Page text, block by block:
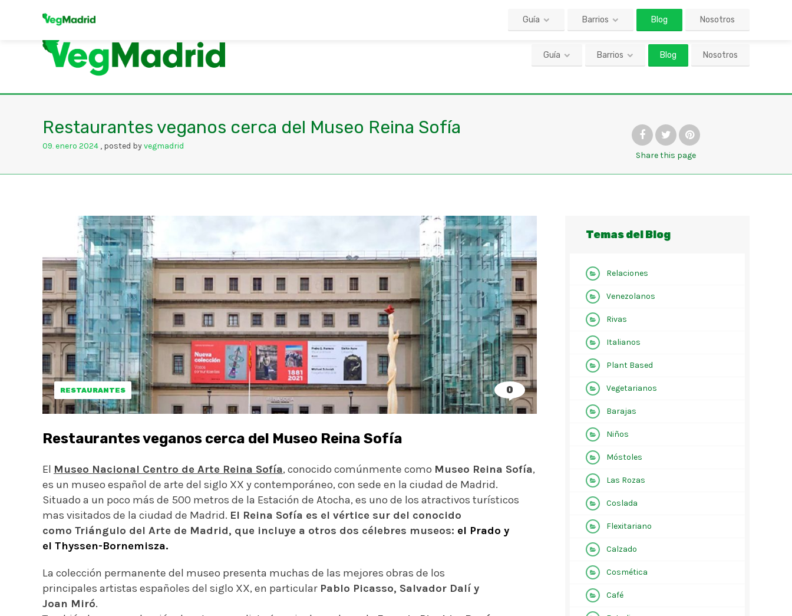
Guía Barrios Blog Nosotros
Restaurantes veganos cerca del Museo Reina Sofía
09. enero 2024 posted byvegmadrid
Share this page
RESTAURANTES 0
Restaurantes veganos cerca del Museo Reina Sofía
El Museo Nacional Centro de Arte Reina Sofía, conocido comúnmente como Museo Reina Sofía,
es un museo español de arte del siglo XX y contemporáneo, con sede en la ciudad de Madrid.
Situado a un poco más de 500 metros de la Estación de Atocha, es uno de los atractivos turísticos
mas visitados de la ciudad de Madrid. El Reina Sofía es el vértice sur del conocido
como Triángulo del Arte de Madrid, que incluye a otros dos célebres museos: el Prado y
el Thyssen-Bornemisza.
La colección permanente del museo presenta muchas de las mejores obras de los
principales artistas españoles del siglo XX, en particular Pablo Picasso, Salvador Dalí y
Joan Miró.
Temas del Blog
Relaciones
Venezolanos
Rivas
Italianos
Plant Based
Vegetarianos
Barajas
Niños
Móstoles
Las Rozas
Coslada
Flexitariano
Calzado
Cosmética
Café